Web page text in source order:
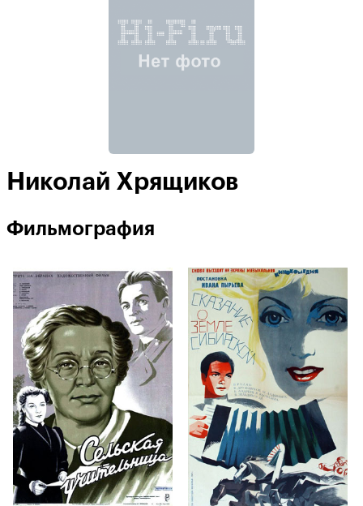
Николай Хрящиков
Фильмография